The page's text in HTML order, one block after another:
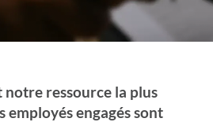
notre ressource la plus
employés engagés sont